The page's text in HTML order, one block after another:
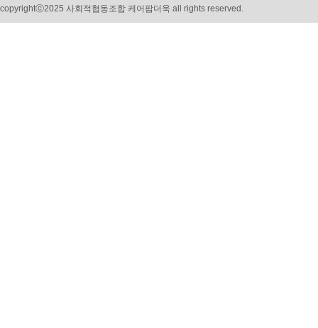
copyrightⓒ2025 사회적협동조합 케어팜더욱 all rights reserved.